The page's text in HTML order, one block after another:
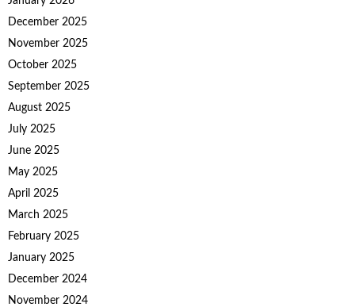
December 2025
November 2025
October 2025
September 2025
August 2025
July 2025
June 2025
May 2025
April 2025
March 2025
February 2025
January 2025
December 2024
November 2024